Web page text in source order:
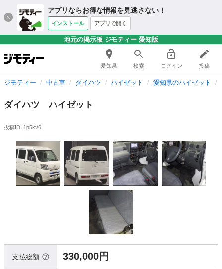
アプリならお得な情報を見逃さない！
インストール アプリで開く
地元の掲示板 ジモティー 愛知版
愛知県 検索 ログイン 投稿
ジモティー 中古車 ダイハツ ハイゼット 愛知県のハイゼット
ダイハツ ハイゼット
投稿ID: 1p5kv6
支払総額 330,000円